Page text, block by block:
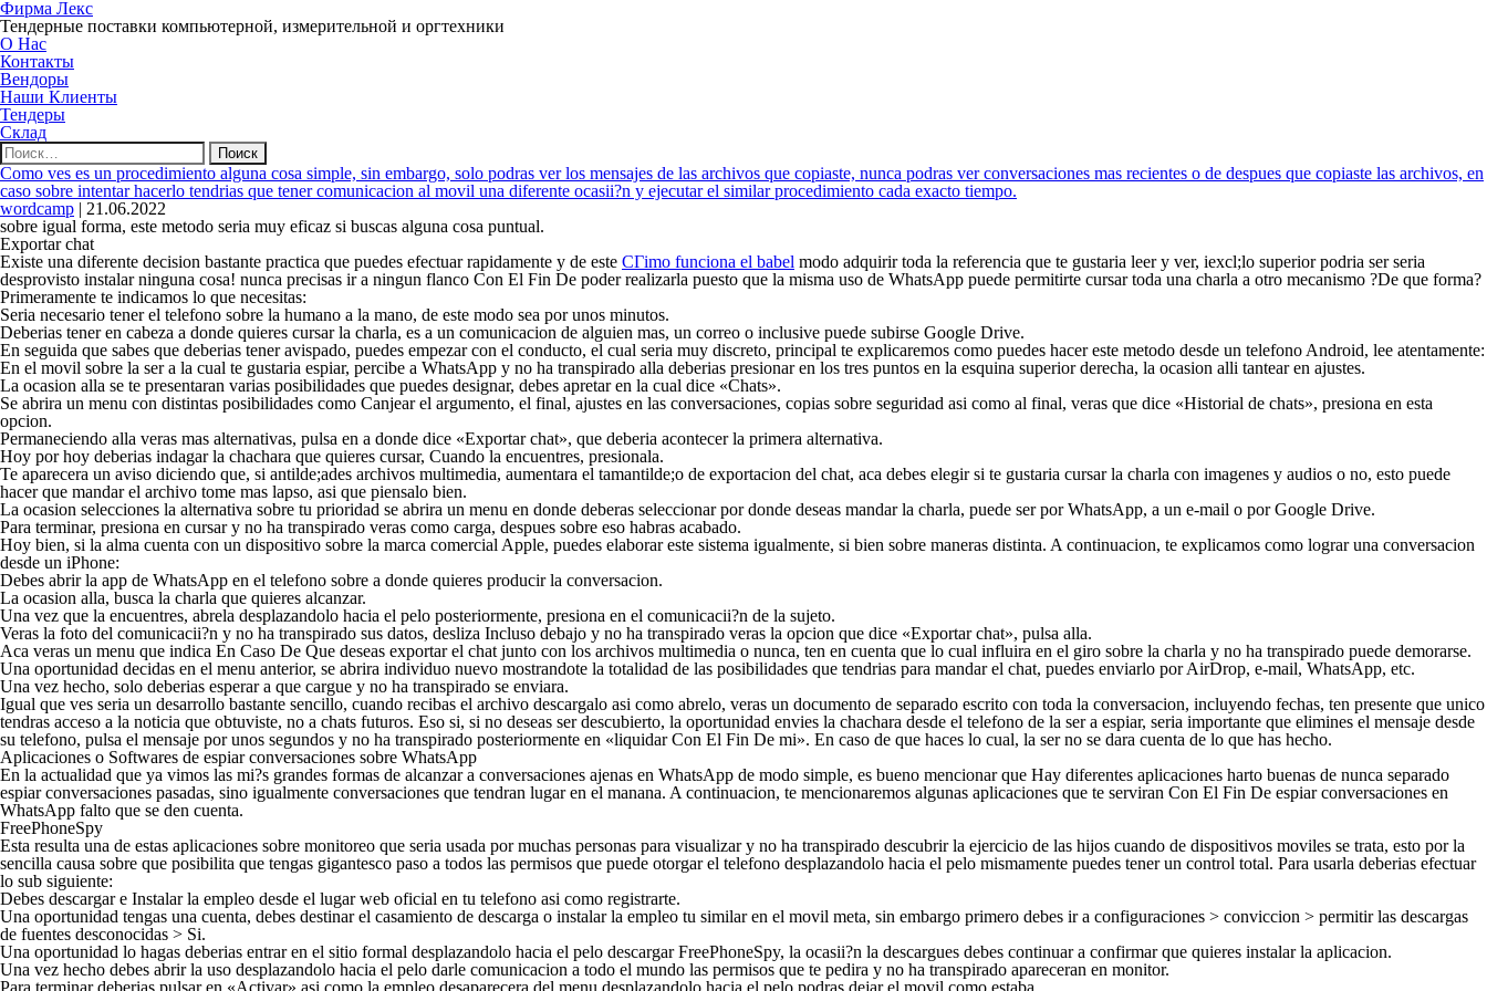
Фирма Лекс
Тендерные поставки компьютерной, измерительной и оргтехники
О Нас
Контакты
Вендоры
Наши Клиенты
Тендеры
Склад
Найти:
Como ves es un procedimiento alguna cosa simple, sin embargo, solo podras ver los mensajes de las archivos que copiaste, nunca podras ver conversaciones mas recientes o de despues que copiaste las archivos, en
caso sobre intentar hacerlo tendrias que tener comunicacion al movil una diferente ocasii?n y ejecutar el similar procedimiento cada exacto tiempo.
wordcamp | 21.06.2022
sobre igual forma, este metodo seri­a muy eficaz si buscas alguna cosa puntual.
Exportar chat
Existe una diferente decision bastante practica que puedes efectuar rapidamente y de este CГіmo funciona el babel modo adquirir toda la referencia que te gustaria leer y ver, iexcl;lo superior podri­a ser seri­a
desprovisto instalar ninguna cosa! nunca precisas ir a ningun flanco Con El Fin De poder realizarla puesto que la misma uso de WhatsApp puede permitirte cursar toda una charla a otro mecanismo ?De que forma?
Primeramente te indicamos lo que necesitas:
Seri­a necesario tener el telefono sobre la humano a la mano, de este modo sea por unos minutos.
Deberias tener en cabeza a donde quieres cursar la charla, es a un comunicacion de alguien mas, un correo o inclusive puede subirse Google Drive.
En seguida que sabes que deberias tener avispado, puedes empezar con el conducto, el cual seri­a muy discreto, principal te explicaremos como puedes hacer este metodo desde un telefono Android, lee atentamente:
En el movil sobre la ser a la cual te gustaria espiar, percibe a WhatsApp y no ha transpirado alla deberias presionar en los tres puntos en la esquina superior derecha, la ocasion alli tantear en ajustes.
La ocasion alla se te presentaran varias posibilidades que puedes designar, debes apretar en la cual dice «Chats».
Se abrira un menu con distintas posibilidades como Canjear el argumento, el final, ajustes en las conversaciones, copias sobre seguridad asi­ como al final, veras que dice «Historial de chats», presiona en esta
opcion.
Permaneciendo alla veras mas alternativas, pulsa en a donde dice «Exportar chat», que deberia acontecer la primera alternativa.
Hoy por hoy deberias indagar la chachara que quieres cursar, Cuando la encuentres, presionala.
Te aparecera un aviso diciendo que, si antilde;ades archivos multimedia, aumentara el tamantilde;o de exportacion del chat, aca debes elegir si te gustaria cursar la charla con imagenes y audios o no, esto puede
hacer que mandar el archivo tome mas lapso, asi que piensalo bien.
La ocasion selecciones la alternativa sobre tu prioridad se abrira un menu en donde deberas seleccionar por donde deseas mandar la charla, puede ser por WhatsApp, a un e-mail o por Google Drive.
Para terminar, presiona en cursar y no ha transpirado veras como carga, despues sobre eso habras acabado.
Hoy bien, si la alma cuenta con un dispositivo sobre la marca comercial Apple, puedes elaborar este sistema igualmente, si bien sobre maneras distinta. A continuacion, te explicamos como lograr una conversacion
desde un iPhone:
Debes abrir la app de WhatsApp en el telefono sobre a donde quieres producir la conversacion.
La ocasion alla, busca la charla que quieres alcanzar.
Una vez que la encuentres, abrela desplazandolo hacia el pelo posteriormente, presiona en el comunicacii?n de la sujeto.
Veras la foto del comunicacii?n y no ha transpirado sus datos, desliza Incluso debajo y no ha transpirado veras la opcion que dice «Exportar chat», pulsa alla.
Aca veras un menu que indica En Caso De Que deseas exportar el chat junto con los archivos multimedia o nunca, ten en cuenta que lo cual influira en el giro sobre la charla y no ha transpirado puede demorarse.
Una oportunidad decidas en el menu anterior, se abrira individuo nuevo mostrandote la totalidad de las posibilidades que tendri­as para mandar el chat, puedes enviarlo por AirDrop, e-mail, WhatsApp, etc.
Una vez hecho, solo deberias esperar a que cargue y no ha transpirado se enviara.
Igual que ves seri­a un desarrollo bastante sencillo, cuando recibas el archivo descargalo asi­ como abrelo, veras un documento de separado escrito con toda la conversacion, incluyendo fechas, ten presente que unico
tendras acceso a la noticia que obtuviste, no a chats futuros. Eso si, si no deseas ser descubierto, la oportunidad envies la chachara desde el telefono de la ser a espiar, seri­a importante que elimines el mensaje desde
su telefono, pulsa el mensaje por unos segundos y no ha transpirado posteriormente en «liquidar Con El Fin De mi». En caso de que haces lo cual, la ser no se dara cuenta de lo que has hecho.
Aplicaciones o Softwares de espiar conversaciones sobre WhatsApp
En la actualidad que ya vimos las mi?s grandes formas de alcanzar a conversaciones ajenas en WhatsApp de modo simple, es bueno mencionar que Hay diferentes aplicaciones harto buenas de nunca separado
espiar conversaciones pasadas, sino igualmente conversaciones que tendran lugar en el manana. A continuacion, te mencionaremos algunas aplicaciones que te serviran Con El Fin De espiar conversaciones en
WhatsApp falto que se den cuenta.
FreePhoneSpy
Esta resulta una de estas aplicaciones sobre monitoreo que seri­a usada por muchas personas para visualizar y no ha transpirado descubrir la ejercicio de las hijos cuando de dispositivos moviles se trata, esto por la
sencilla causa sobre que posibilita que tengas gigantesco paso a todos las permisos que puede otorgar el telefono desplazandolo hacia el pelo mismamente puedes tener un control total. Para usarla deberias efectuar
lo sub siguiente:
Debes descargar e Instalar la empleo desde el lugar web oficial en tu telefono asi­ como registrarte.
Una oportunidad tengas una cuenta, debes destinar el casamiento de descarga o instalar la empleo tu similar en el movil meta, sin embargo primero debes ir a configuraciones > conviccion > permitir las descargas
de fuentes desconocidas > Si.
Una oportunidad lo hagas deberias entrar en el sitio formal desplazandolo hacia el pelo descargar FreePhoneSpy, la ocasii?n la descargues debes continuar a confirmar que quieres instalar la aplicacion.
Una vez hecho debes abrir la uso desplazandolo hacia el pelo darle comunicacion a todo el mundo las permisos que te pedira y no ha transpirado apareceran en monitor.
Para terminar deberias pulsar en «Activar» asi­ como la empleo desaparecera del menu desplazandolo hacia el pelo podras dejar el movil como estaba.